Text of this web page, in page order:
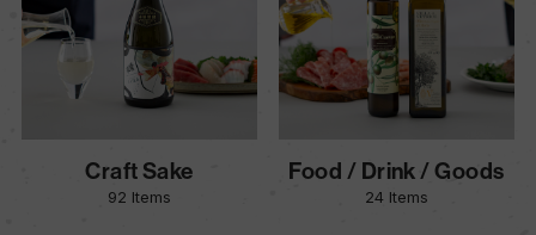
Craft Sake
92 Items
Food / Drink / Goods
24 Items